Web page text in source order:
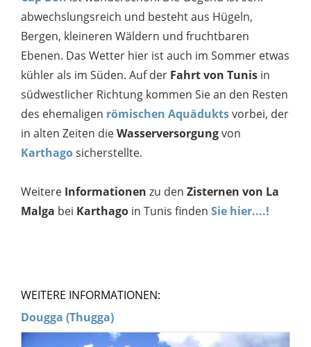
abwechslungsreich und besteht aus Hügeln,
Bergen, kleineren Wäldern und fruchtbaren
Ebenen. Das Wetter hier ist auch im Sommer etwas
kühler als im Süden. Auf der Fahrt von Tunis in
südwestlicher Richtung kommen Sie an den Resten
des ehemaligen römischen Aquäduktsvorbei, der
in alten Zeiten dieWasserversorgungvon
Karthagosicherstellte.
Weitere Informationen zu den Zisternen von La
Malga bei Karthago in Tunis finden Sie hier....!
WEITERE INFORMATIONEN:
Dougga (Thugga)